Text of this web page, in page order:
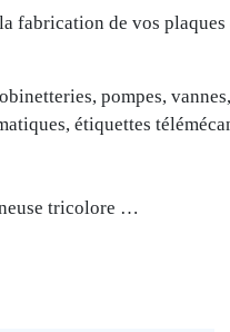
fabrication de vos
pompes,
étiquettes
tricolore …